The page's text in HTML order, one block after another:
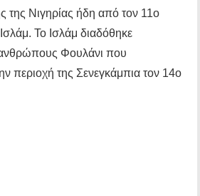
της Νιγηρίας ήδη από τον 11ο
Το Ισλάμ διαδόθηκε
Φουλάνι που
περιοχή της Σενεγκάμπια τον 14ο